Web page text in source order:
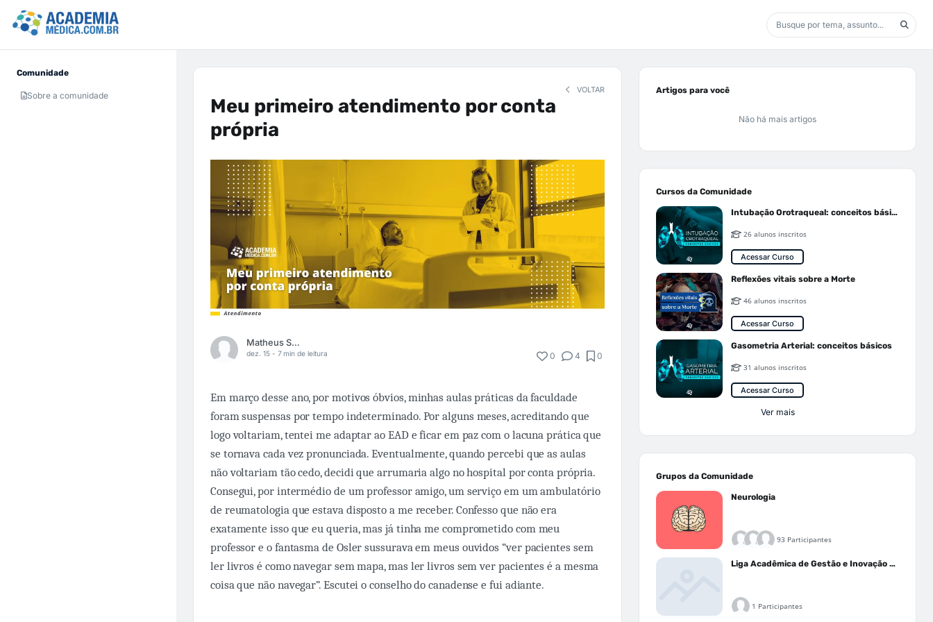
Comunidade
Sobre a comunidade
VOLTAR
Meu primeiro atendimento por conta
própria
Matheus Scalzilli
dez. 15 - 7 min de leitura 0 4 0
Em março desse ano, por motivos óbvios, minhas aulas práticas da faculdade
foram suspensas por tempo indeterminado. Por alguns meses, acreditando que
logo voltariam, tentei me adaptar ao EAD e ficar em paz com o lacuna prática que
se tornava cada vez pronunciada. Eventualmente, quando percebi que as aulas
não voltariam tão cedo, decidi que arrumaria algo no hospital por conta própria.
Consegui, por intermédio de um professor amigo, um serviço em um ambulatório
de reumatologia que estava disposto a me receber. Confesso que não era
exatamente isso que eu queria, mas já tinha me comprometido com meu
professor e o fantasma de Osler sussurava em meus ouvidos “ver pacientes sem
ler livros é como navegar sem mapa, mas ler livros sem ver pacientes é a mesma
coisa que não navegar”. Escutei o conselho do canadense e fui adiante.
Artigos para você
Não há mais artigos
Cursos da Comunidade
Intubação Orotraqueal: conceitos básicos
26 alunos inscritos
Acessar Curso
Reflexões vitais sobre a Morte
46 alunos inscritos
Acessar Curso
Gasometria Arterial: conceitos básicos
31 alunos inscritos
Acessar Curso
Ver mais
Grupos da Comunidade
Neurologia
93 Participantes
Liga Acadêmica de Gestão e Inovação Médica - LAGIM
1 Participantes